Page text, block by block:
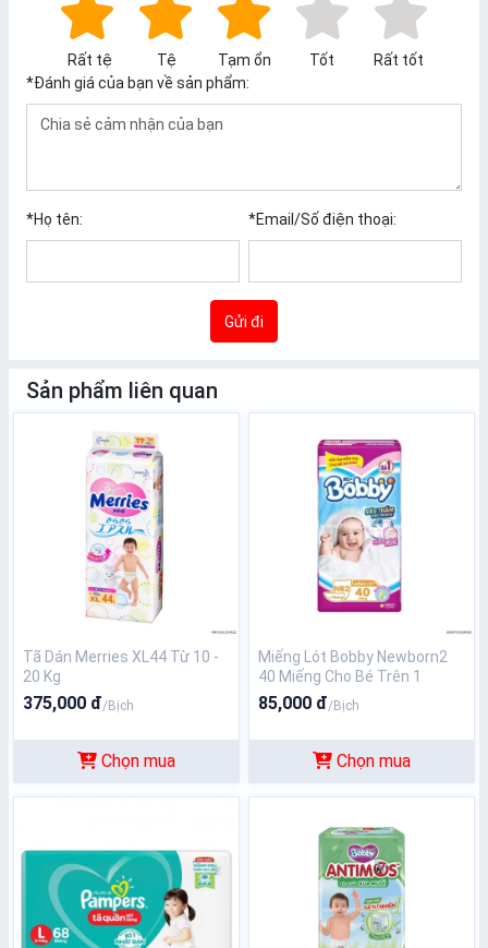
Rất tệ Tệ Tạm ổn Tốt
Rất tốt
*Đánh giá của bạn về sản phẩm:
*Họ tên: *Email/Số điện thoại:
Gửi đi
Sản phẩm liên quan
Tã Dán Merries XL44 Từ 10 -
20 Kg
375,000 đ/Bịch
Chọn mua
Miếng Lót Bobby Newborn2
40 Miếng Cho Bé Trên 1
Tháng Tuổi
85,000 đ/Bịch
Chọn mua